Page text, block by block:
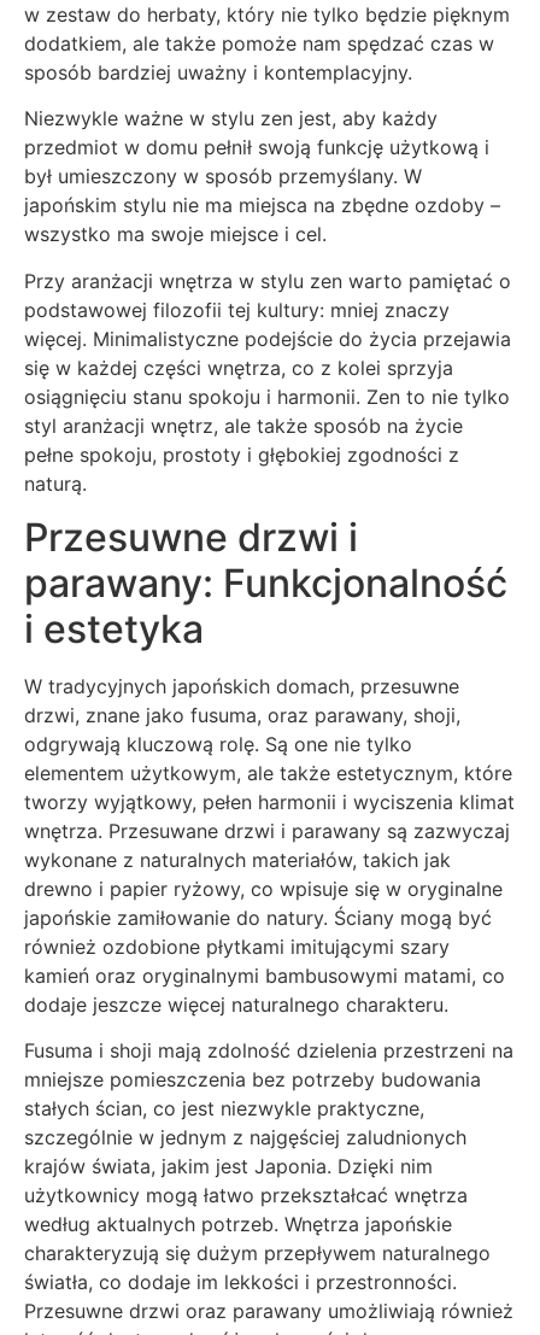
w zestaw do herbaty, który nie tylko będzie pięknym
dodatkiem, ale także pomoże nam spędzać czas w
sposób bardziej uważny i kontemplacyjny.
Niezwykle ważne w stylu zen jest, aby każdy
przedmiot w domu pełnił swoją funkcję użytkową i
był umieszczony w sposób przemyślany. W
japońskim stylu nie ma miejsca na zbędne ozdoby –
wszystko ma swoje miejsce i cel.
Przy aranżacji wnętrza w stylu zen warto pamiętać o
podstawowej filozofii tej kultury: mniej znaczy
więcej. Minimalistyczne podejście do życia przejawia
się w każdej części wnętrza, co z kolei sprzyja
osiągnięciu stanu spokoju i harmonii. Zen to nie tylko
styl aranżacji wnętrz, ale także sposób na życie
pełne spokoju, prostoty i głębokiej zgodności z
naturą.
Przesuwne drzwi i
parawany: Funkcjonalność
i estetyka
W tradycyjnych japońskich domach, przesuwne
drzwi, znane jako fusuma, oraz parawany, shoji,
odgrywają kluczową rolę. Są one nie tylko
elementem użytkowym, ale także estetycznym, które
tworzy wyjątkowy, pełen harmonii i wyciszenia klimat
wnętrza. Przesuwane drzwi i parawany są zazwyczaj
wykonane z naturalnych materiałów, takich jak
drewno i papier ryżowy, co wpisuje się w oryginalne
japońskie zamiłowanie do natury. Ściany mogą być
również ozdobione płytkami imitującymi szary
kamień oraz oryginalnymi bambusowymi matami, co
dodaje jeszcze więcej naturalnego charakteru.
Fusuma i shoji mają zdolność dzielenia przestrzeni na
mniejsze pomieszczenia bez potrzeby budowania
stałych ścian, co jest niezwykle praktyczne,
szczególnie w jednym z najgęściej zaludnionych
krajów świata, jakim jest Japonia. Dzięki nim
użytkownicy mogą łatwo przekształcać wnętrza
według aktualnych potrzeb. Wnętrza japońskie
charakteryzują się dużym przepływem naturalnego
światła, co dodaje im lekkości i przestronności.
Przesuwne drzwi oraz parawany umożliwiają również